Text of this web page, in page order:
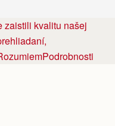
zaistili kvalitu našej
Podrobnosti